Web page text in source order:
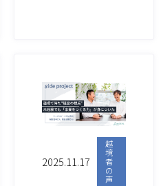
2025.11.17
越
境
者
の
声